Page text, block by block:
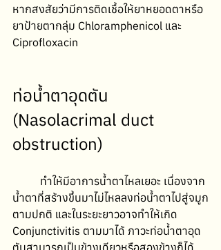
หากสงสัยว่ามีการติดเชื้อให้ยาหยอดตาหรือ
ยาป้ายตากลุ่ม Chloramphenicol และ
Ciprofloxacin
ท่อน้ำตาอุดตัน
(Nasolacrimal duct
obstruction)
น้ำตาที่สร้างขึ้นมาไม่ไหลลงท่อน้ำตาไปสู่จมูก
ตามปกติ และในระยะยาวอาจทำให้เกิด
Conjunctivitis ตามมาได้ ภาวะท่อน้ำตาอุด
ตันสามารถเป็นข้างเดียวหรือสองข้างก็ได้